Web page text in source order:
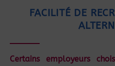
FACILITÉ DE
Certains employeurs